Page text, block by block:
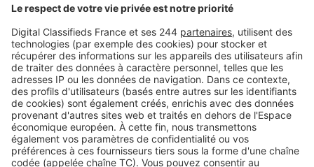
Logic-Immo c’est aussi …
Retrouvez-nous sur …
A propos